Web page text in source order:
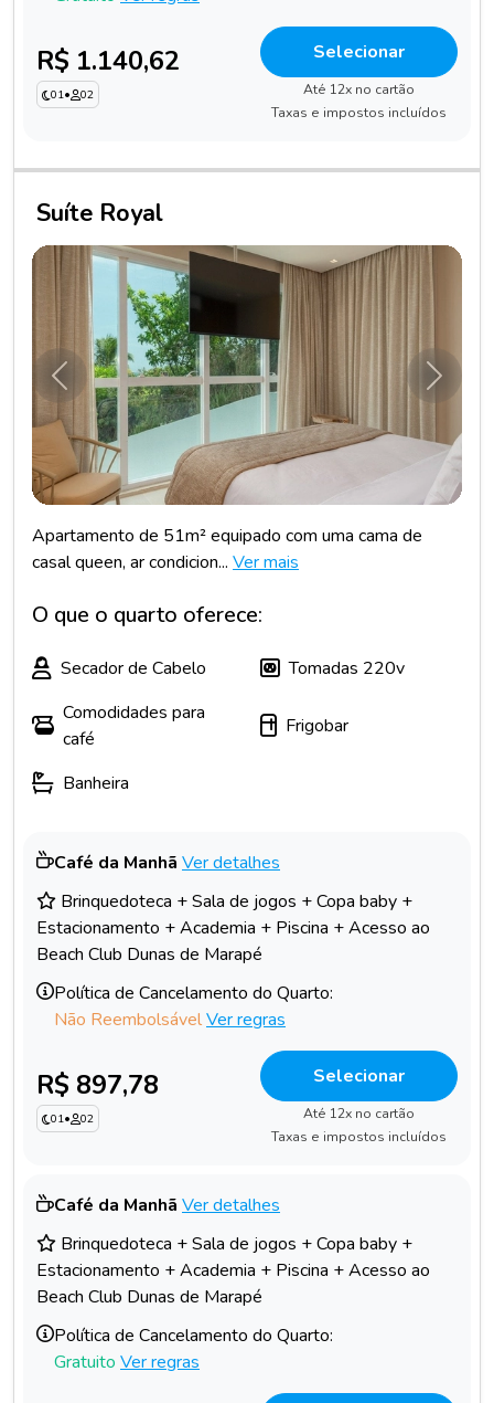
R$ 1.140,62
01• 02
Selecionar
Até 12x no cartão
Taxas e impostos incluídos
Suíte Royal
Anterior
Apartamento de 51m² equipado com uma cama de
casal queen, ar condicion... Ver mais
O que o quarto oferece:
Secador de Cabelo
Tomadas 220v
Comodidades para
café
Frigobar
Banheira
Café da Manhã Ver detalhes
Brinquedoteca + Sala de jogos + Copa baby +
Estacionamento + Academia + Piscina + Acesso ao
Beach Club Dunas de Marapé
Política de Cancelamento do Quarto:
Não ReembolsávelVer regras
R$ 897,78
01• 02
Selecionar
Até 12x no cartão
Taxas e impostos incluídos
Café da Manhã Ver detalhes
Brinquedoteca + Sala de jogos + Copa baby +
Estacionamento + Academia + Piscina + Acesso ao
Beach Club Dunas de Marapé
Política de Cancelamento do Quarto:
Gratuito Ver regras